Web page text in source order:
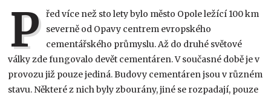
P řed více než sto lety bylo město Opole ležící 100 km
severně od Opavy centrem evropského
cementářského průmyslu. Až do druhé světové
války zde fungovalo devět cementáren. V současné době je v
provozu již pouze jediná. Budovy cementáren jsou v různém
stavu. Některé z nich byly zbourány, jiné se rozpadají, pouze